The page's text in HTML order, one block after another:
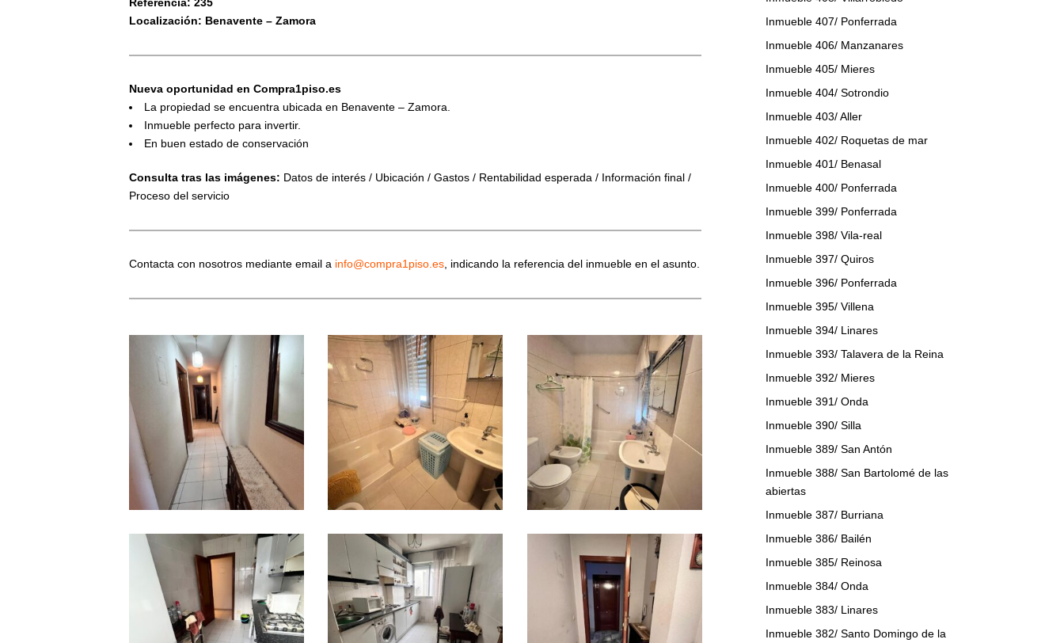
Localización: Benavente – Zamora
Nueva oportunidad en Compra1piso.es
La propiedad se encuentra ubicada en Benavente – Zamora.
Inmueble perfecto para invertir.
En buen estado de conservación
Consulta tras las imágenes: Datos de interés / Ubicación / Gastos / Rentabilidad esperada / Información final /
Proceso del servicio
Contacta con nosotros mediante email a info@compra1piso.es , indicando la referencia del inmueble en el asunto.
Inmueble 407/ Ponferrada
Inmueble 406/ Manzanares
Inmueble 405/ Mieres
Inmueble 404/ Sotrondio
Inmueble 403/ Aller
Inmueble 402/ Roquetas de mar
Inmueble 401/ Benasal
Inmueble 400/ Ponferrada
Inmueble 399/ Ponferrada
Inmueble 398/ Vila-real
Inmueble 397/ Quiros
Inmueble 396/ Ponferrada
Inmueble 395/ Villena
Inmueble 394/ Linares
Inmueble 393/ Talavera de la Reina
Inmueble 392/ Mieres
Inmueble 391/ Onda
Inmueble 390/ Silla
Inmueble 389/ San Antón
Inmueble 388/ San Bartolomé de las
abiertas
Inmueble 387/ Burriana
Inmueble 386/ Bailén
Inmueble 385/ Reinosa
Inmueble 384/ Onda
Inmueble 383/ Linares
Inmueble 382/ Santo Domingo de la